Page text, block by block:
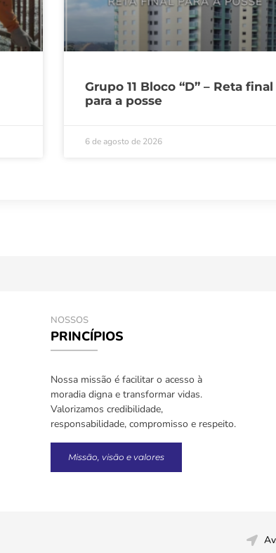
Grupo 11 Bloco “D” – Reta final
para a posse
6 de agosto de 2026
NOSSOS
PRINCÍPIOS
Nossa missão é facilitar o acesso à
moradia digna e transformar vidas.
Valorizamos credibilidade,
responsabilidade, compromisso e respeito.
Missão, visão e valores